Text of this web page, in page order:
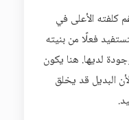
كلفته الأعلى في
فعلًا من بنيته
لديها. هنا يكون
البديل قد يخلق